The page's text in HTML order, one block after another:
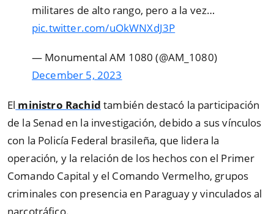
militares de alto rango, pero a la vez…
pic.twitter.com/uOkWNXdJ3P
— Monumental AM 1080 (@AM_1080)
December 5, 2023
El ministro Rachid también destacó la participación
de la Senad en la investigación, debido a sus vínculos
con la Policía Federal brasileña, que lidera la
operación, y la relación de los hechos con el Primer
Comando Capital y el Comando Vermelho, grupos
criminales con presencia en Paraguay y vinculados al